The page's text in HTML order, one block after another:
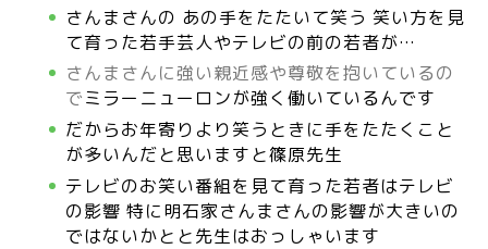
さんまさんの あの手をたたいて笑う 笑い方を見
て育った若手芸人やテレビの前の若者が…
さんまさんに強い親近感や尊敬を抱いているの
でミラーニューロンが強く働いているんです
だからお年寄りより笑うときに手をたたくこと
が多いんだと思いますと篠原先生
テレビのお笑い番組を見て育った若者はテレビ
の影響 特に明石家さんまさんの影響が大きいの
ではないかとと先生はおっしゃいます